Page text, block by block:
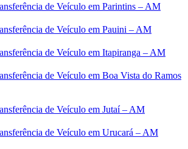
de Veículo em Parintins – AM
de Veículo em Pauini – AM
de Veículo em Itapiranga – AM
de Veículo em Boa Vista do Ramos
de Veículo em Jutaí – AM
de Veículo em Urucará – AM